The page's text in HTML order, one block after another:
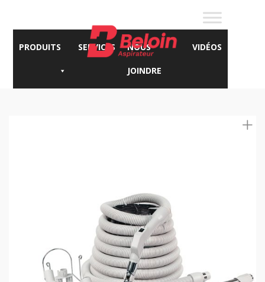
PRODUITS SERVICES NOUS
JOINDRE
VIDÉOS